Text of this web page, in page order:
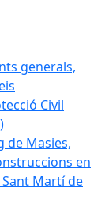
generals,
Civil
de Masies,
en
Martí de